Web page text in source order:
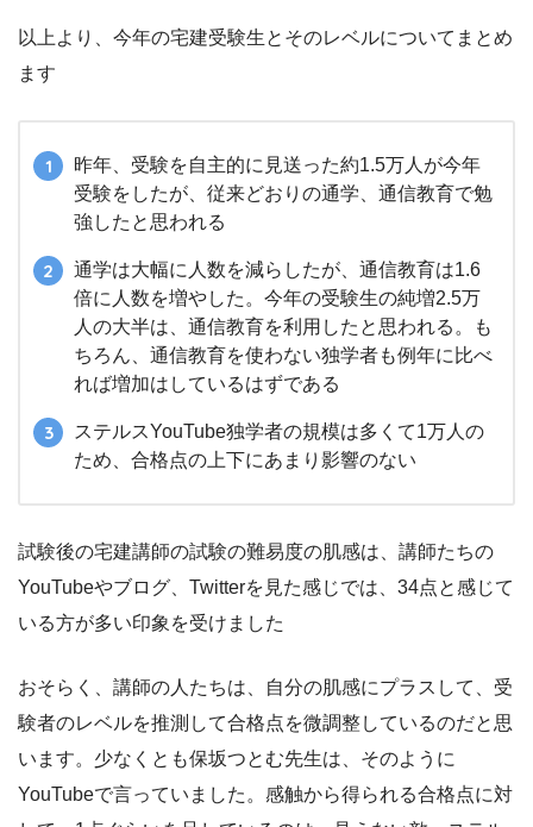
以上より、今年の宅建受験生とそのレベルについてまとめ
ます
昨年、受験を自主的に見送った約1.5万人が今年
受験をしたが、従来どおりの通学、通信教育で勉
強したと思われる
通学は大幅に人数を減らしたが、通信教育は1.6
倍に人数を増やした。今年の受験生の純増2.5万
人の大半は、通信教育を利用したと思われる。も
ちろん、通信教育を使わない独学者も例年に比べ
れば増加はしているはずである
ステルスYouTube独学者の規模は多くて1万人の
ため、合格点の上下にあまり影響のない
試験後の宅建講師の試験の難易度の肌感は、講師たちの
YouTubeやブログ、Twitterを見た感じでは、34点と感じて
いる方が多い印象を受けました
おそらく、講師の人たちは、自分の肌感にプラスして、受
験者のレベルを推測して合格点を微調整しているのだと思
います。少なくとも保坂つとむ先生は、そのように
YouTubeで言っていました。感触から得られる合格点に対